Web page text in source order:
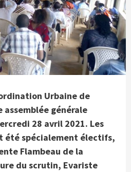
Urbaine de
assemblée générale
28 avril 2021. Les
été spécialement électifs,
Flambeau de la
du scrutin, Evariste